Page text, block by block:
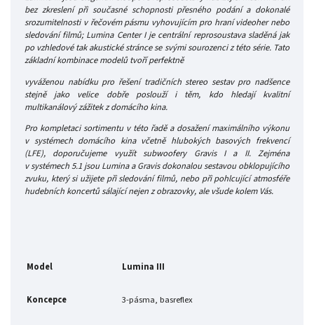
bez zkreslení při současné schopnosti přesného podání a dokonalé
srozumitelnosti v řečovém pásmu vyhovujícím pro hraní videoher nebo
sledování filmů; Lumina Center I je centrální reprosoustava sladěná jak
po vzhledové tak akustické stránce se svými sourozenci z této série. Tato
základní kombinace modelů tvoří perfektně
vyváženou nabídku pro řešení tradičních stereo sestav pro nadšence
stejně jako velice dobře poslouží i těm, kdo hledají kvalitní
multikanálový zážitek z domácího kina.
Pro kompletaci sortimentu v této řadě a dosažení maximálního výkonu
v systémech domácího kina včetně hlubokých basových frekvencí
(LFE), doporučujeme využít subwoofery Gravis I a II. Zejména
v systémech 5.1 jsou Lumina a Gravis dokonalou sestavou obklopujícího
zvuku, který si užijete při sledování filmů, nebo při pohlcující atmosféře
hudebních koncertů sálající nejen z obrazovky, ale všude kolem Vás.
Model Lumina III
Koncepce 3-pásma, basreflex